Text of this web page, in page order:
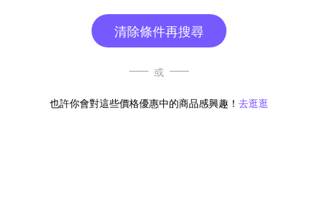
清除條件再搜尋
或
也許你會對這些價格優惠中的商品感興趣！ 去逛逛